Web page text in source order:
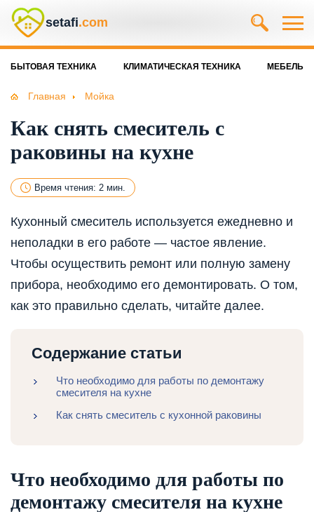
setafi.com
БЫТОВАЯ ТЕХНИКА КЛИМАТИЧЕСКАЯ ТЕХНИКА МЕБЕЛЬ
Главная Мойка
Как снять смеситель с
раковины на кухне
Время чтения: 2 мин.
Кухонный смеситель используется ежедневно и
неполадки в его работе — частое явление.
Чтобы осуществить ремонт или полную замену
прибора, необходимо его демонтировать. О том,
как это правильно сделать, читайте далее.
Содержание статьи
Что необходимо для работы по демонтажу
смесителя на кухне
Как снять смеситель с кухонной раковины
Что необходимо для работы по
демонтажу смесителя на кухне